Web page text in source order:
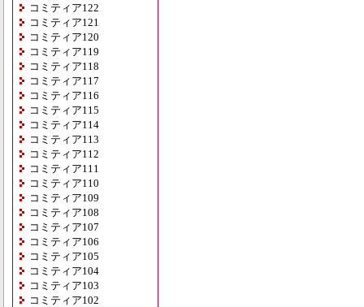
コミティア122
コミティア121
コミティア120
コミティア119
コミティア118
コミティア117
コミティア116
コミティア115
コミティア114
コミティア113
コミティア112
コミティア111
コミティア110
コミティア109
コミティア108
コミティア107
コミティア106
コミティア105
コミティア104
コミティア103
コミティア102